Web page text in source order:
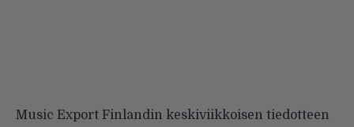
Music Export Finlandin keskiviikkoisen tiedotteen